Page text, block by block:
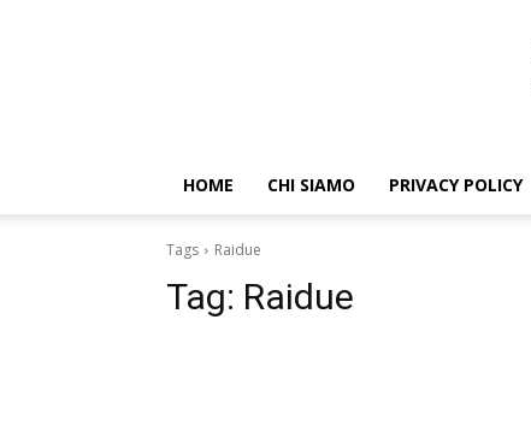
HOME CHI SIAMO PRIVACY POLICY
Tags Raidue
Tag: Raidue